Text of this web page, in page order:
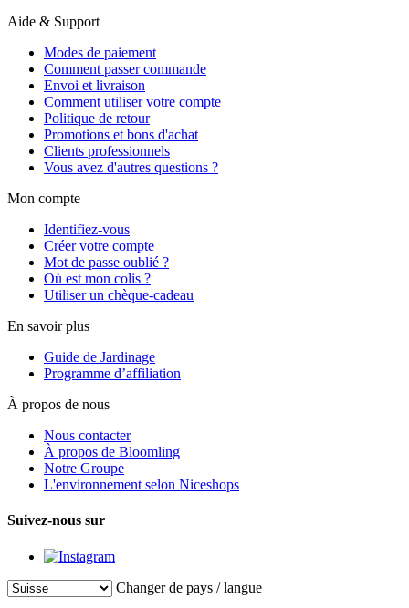
Aide & Support
Modes de paiement
Comment passer commande
Envoi et livraison
Comment utiliser votre compte
Politique de retour
Promotions et bons d'achat
Clients professionnels
Vous avez d'autres questions ?
Mon compte
Identifiez-vous
Créer votre compte
Mot de passe oublié ?
Où est mon colis ?
Utiliser un chèque-cadeau
En savoir plus
Guide de Jardinage
Programme d’affiliation
À propos de nous
Nous contacter
À propos de Bloomling
Notre Groupe
L'environnement selon Niceshops
Suivez-nous sur
Changer de pays / langue